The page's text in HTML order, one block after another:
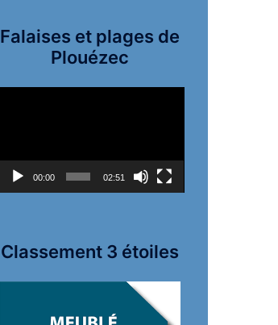
Falaises et plages de
Plouézec
00:00 02:51
Classement 3 étoiles